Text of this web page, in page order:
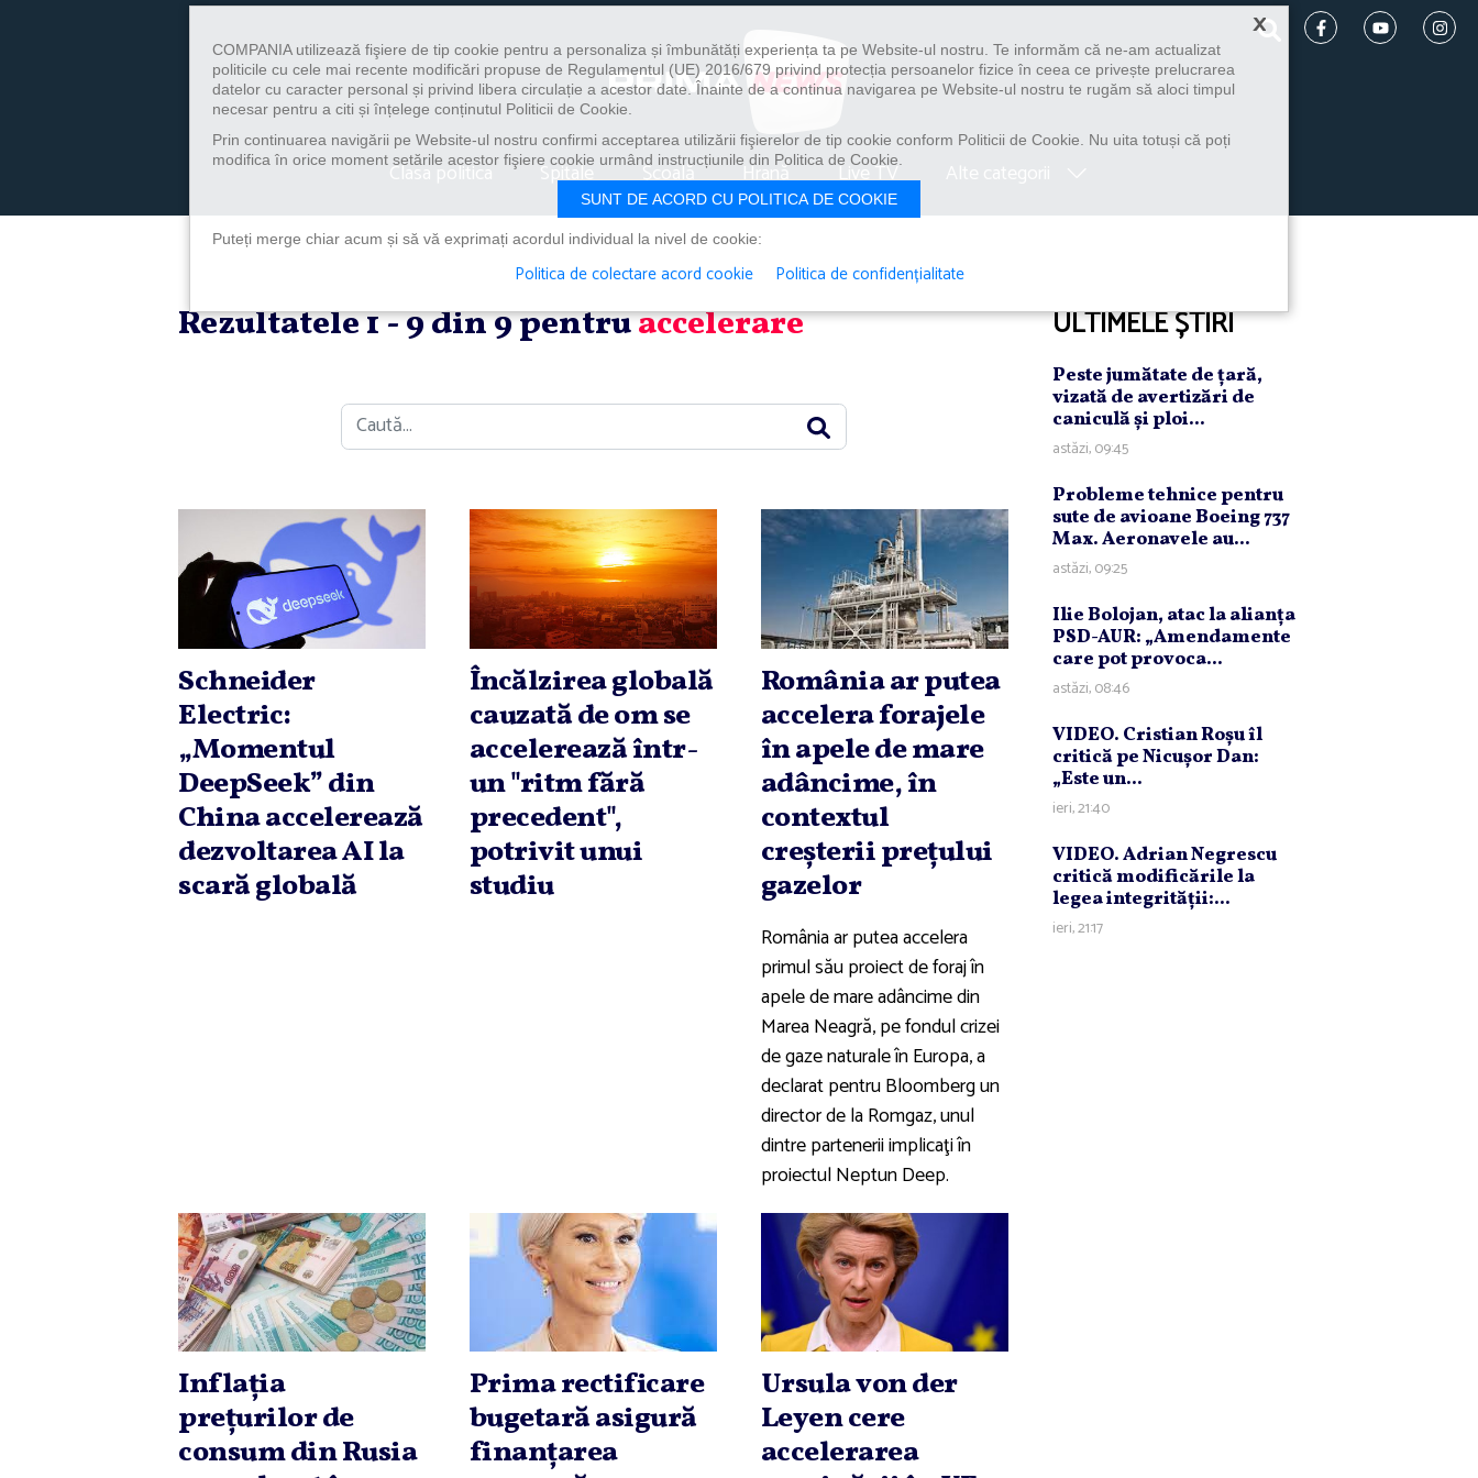
Clasa politica Spitale Școală Hrană Live TV
Rezultatele 1 - 9 din 9 pentruaccelerare
Caută
Schneider
Electric:
„Momentul
DeepSeek” din
China accelerează
dezvoltarea AI la
scară globală
Încălzirea globală
cauzată de om se
accelerează într-
un "ritm fără
precedent",
potrivit unui
studiu
România ar putea
accelera forajele
în apele de mare
adâncime, în
contextul
creşterii preţului
gazelor
România ar putea accelera
primul său proiect de foraj în
apele de mare adâncime din
Marea Neagră, pe fondul crizei
de gaze naturale în Europa, a
declarat pentru Bloomberg un
director de la Romgaz, unul
dintre partenerii implicaţi în
proiectul Neptun Deep.
Inflaţia
preţurilor de
consum din Rusia
Prima rectificare
bugetară asigură
finanţarea
Ursula von der
Leyen cere
accelerarea
ULTIMELE ȘTIRI
Peste jumătate de ţară,
vizată de avertizări de
caniculă şi ploi...
astăzi, 09:45
Probleme tehnice pentru
sute de avioane Boeing 737
Max. Aeronavele au...
astăzi, 09:25
Ilie Bolojan, atac la alianţa
PSD-AUR: „Amendamente
care pot provoca...
astăzi, 08:46
VIDEO. Cristian Roşu îl
critică pe Nicuşor Dan:
„Este un...
ieri, 21:40
VIDEO. Adrian Negrescu
critică modificările la
legea integrităţii:...
ieri, 21:17
×
COMPANIA utilizează fişiere de tip cookie pentru a personaliza și îmbunătăți experiența ta pe Website-ul nostru. Te informăm că ne-am actualizat
politicile cu cele mai recente modificări propuse de Regulamentul (UE) 2016/679 privind protecția persoanelor fizice în ceea ce privește prelucrarea
datelor cu caracter personal și privind libera circulație a acestor date. Înainte de a continua navigarea pe Website-ul nostru te rugăm să aloci timpul
necesar pentru a citi și înțelege conținutul Politicii de Cookie.
Prin continuarea navigării pe Website-ul nostru confirmi acceptarea utilizării fişierelor de tip cookie conform Politicii de Cookie. Nu uita totuși că poți
modifica în orice moment setările acestor fişiere cookie urmând instrucțiunile din Politica de Cookie.
SUNT DE ACORD CU POLITICA DE COOKIE
Puteți merge chiar acum și să vă exprimați acordul individual la nivel de cookie:
Politica de colectare acord cookie Politica de confidențialitate